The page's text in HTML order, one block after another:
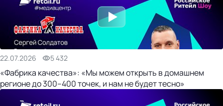
22.07.2026 5 432
«Фабрика качества»: «Мы можем открыть в домашнем
регионе до 300–400 точек, и нам не будет тесно»